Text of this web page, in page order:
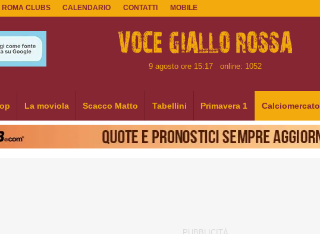
ROMA CLUBS CALENDARIO CONTATTI MOBILE
9 agosto ore 15:17 online: 1052
La moviola Scacco Matto Tabellini Primavera 1 Calciomercato